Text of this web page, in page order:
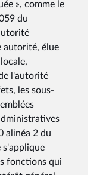
», comme le
du
autorité, élue
l'autorité
les sous-
alinéa 2 du
s'applique
fonctions qui